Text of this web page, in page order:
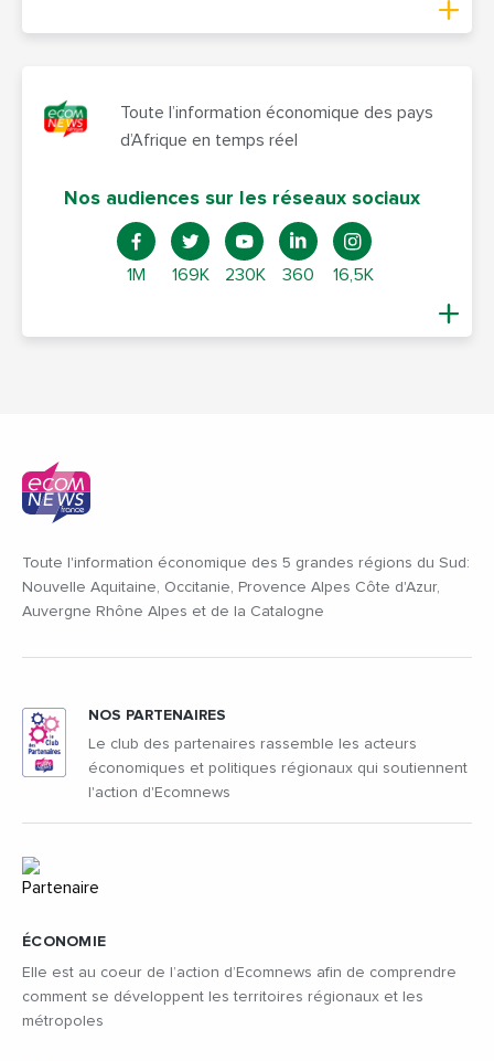
Toute l’information économique des pays
d’Afrique en temps réel
Nos audiences sur les réseaux sociaux
1M 169K 230K 360 16,5K
Toute l'information économique des 5 grandes régions du Sud:
Nouvelle Aquitaine, Occitanie, Provence Alpes Côte d'Azur,
Auvergne Rhône Alpes et de la Catalogne
ÉCONOMIE
Elle est au coeur de l’action d’Ecomnews afin de comprendre
comment se développent les territoires régionaux et les
métropoles
NOS PARTENAIRES
Le club des partenaires rassemble les acteurs
économiques et politiques régionaux qui soutiennent
l'action d'Ecomnews